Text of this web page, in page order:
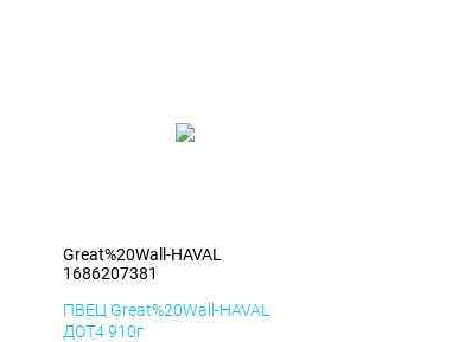
Great%20Wall-HAVAL
1686207381
ПВЕЦ Great%20Wall-HAVAL
ДОТ4 910г